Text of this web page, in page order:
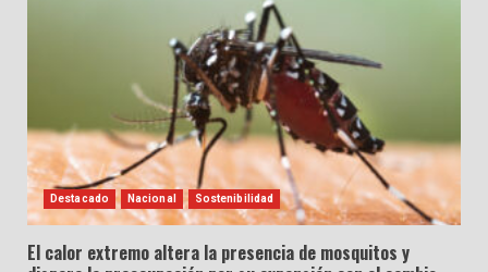
Destacado Nacional Sostenibilidad
El calor extremo altera la presencia de mosquitos y